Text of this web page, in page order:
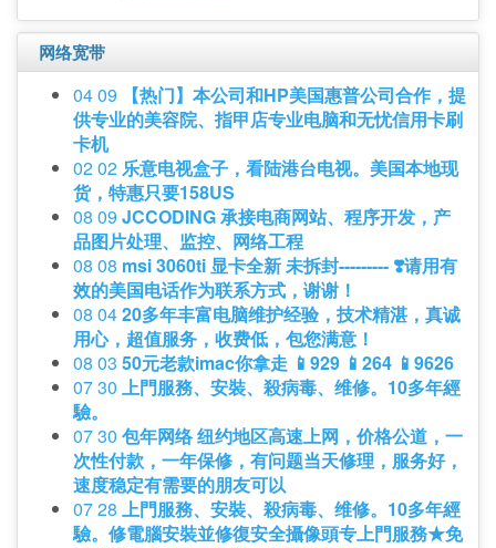
网络宽带
04 09
【热门】本公司和HP美国惠普公司合作，提
供专业的美容院、指甲店专业电脑和无忧信用卡刷
卡机
02 02乐意电视盒子，看陆港台电视。美国本地现
货，特惠只要158US
08 09 JCCODING 承接电商网站、程序开发，产
品图片处理、监控、网络工程
08 08 msi 3060ti 显卡全新 未拆封--------- ❣️请用有
效的美国电话作为联系方式，谢谢！
08 0420多年丰富电脑维护经验，技术精湛，真诚
用心，超值服务，收费低，包您满意！
08 03 50元老款imac你拿走 📱929 📱264 📱9626
07 30 上門服務、安裝、殺病毒、维修。10多年經
驗。
07 30 包年网络 纽约地区高速上网，价格公道，一
次性付款，一年保修，有问题当天修理，服务好，
速度稳定有需要的朋友可以
07 28 上門服務、安裝、殺病毒、维修。10多年經
驗。修電腦安裝並修復安全攝像頭专上門服務★免